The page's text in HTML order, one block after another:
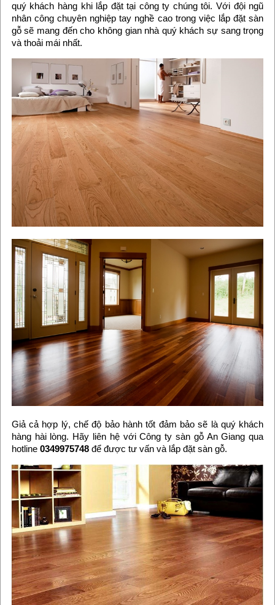
quý khách hàng khi lắp đặt tại công ty chúng tôi. Với đội ngũ
nhân công chuyên nghiệp tay nghề cao trong việc lắp đặt sàn
gỗ sẽ mang đến cho không gian nhà quý khách sự sang trọng
và thoải mái nhất.
Giả cả hợp lý, chế độ bảo hành tốt đảm bảo sẽ là quý khách
hàng hài lòng. Hãy liên hệ với Công ty sàn gỗ An Giang qua
hotline 0349975748 để được tư vấn và lắp đặt sàn gỗ.